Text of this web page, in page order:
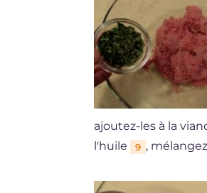
ajoutez-les à la
l'huile
9 ,